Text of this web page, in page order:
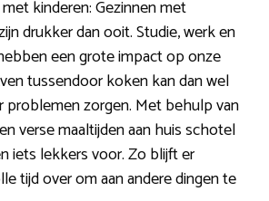
kinderen: Gezinnen met
drukker dan ooit. Studie, werk en
een grote impact op onze
tussendoor koken kan dan wel
problemen zorgen. Met behulp van
verse maaltijden aan huis schotel
iets lekkers voor. Zo blijft er
tijd over om aan andere dingen te